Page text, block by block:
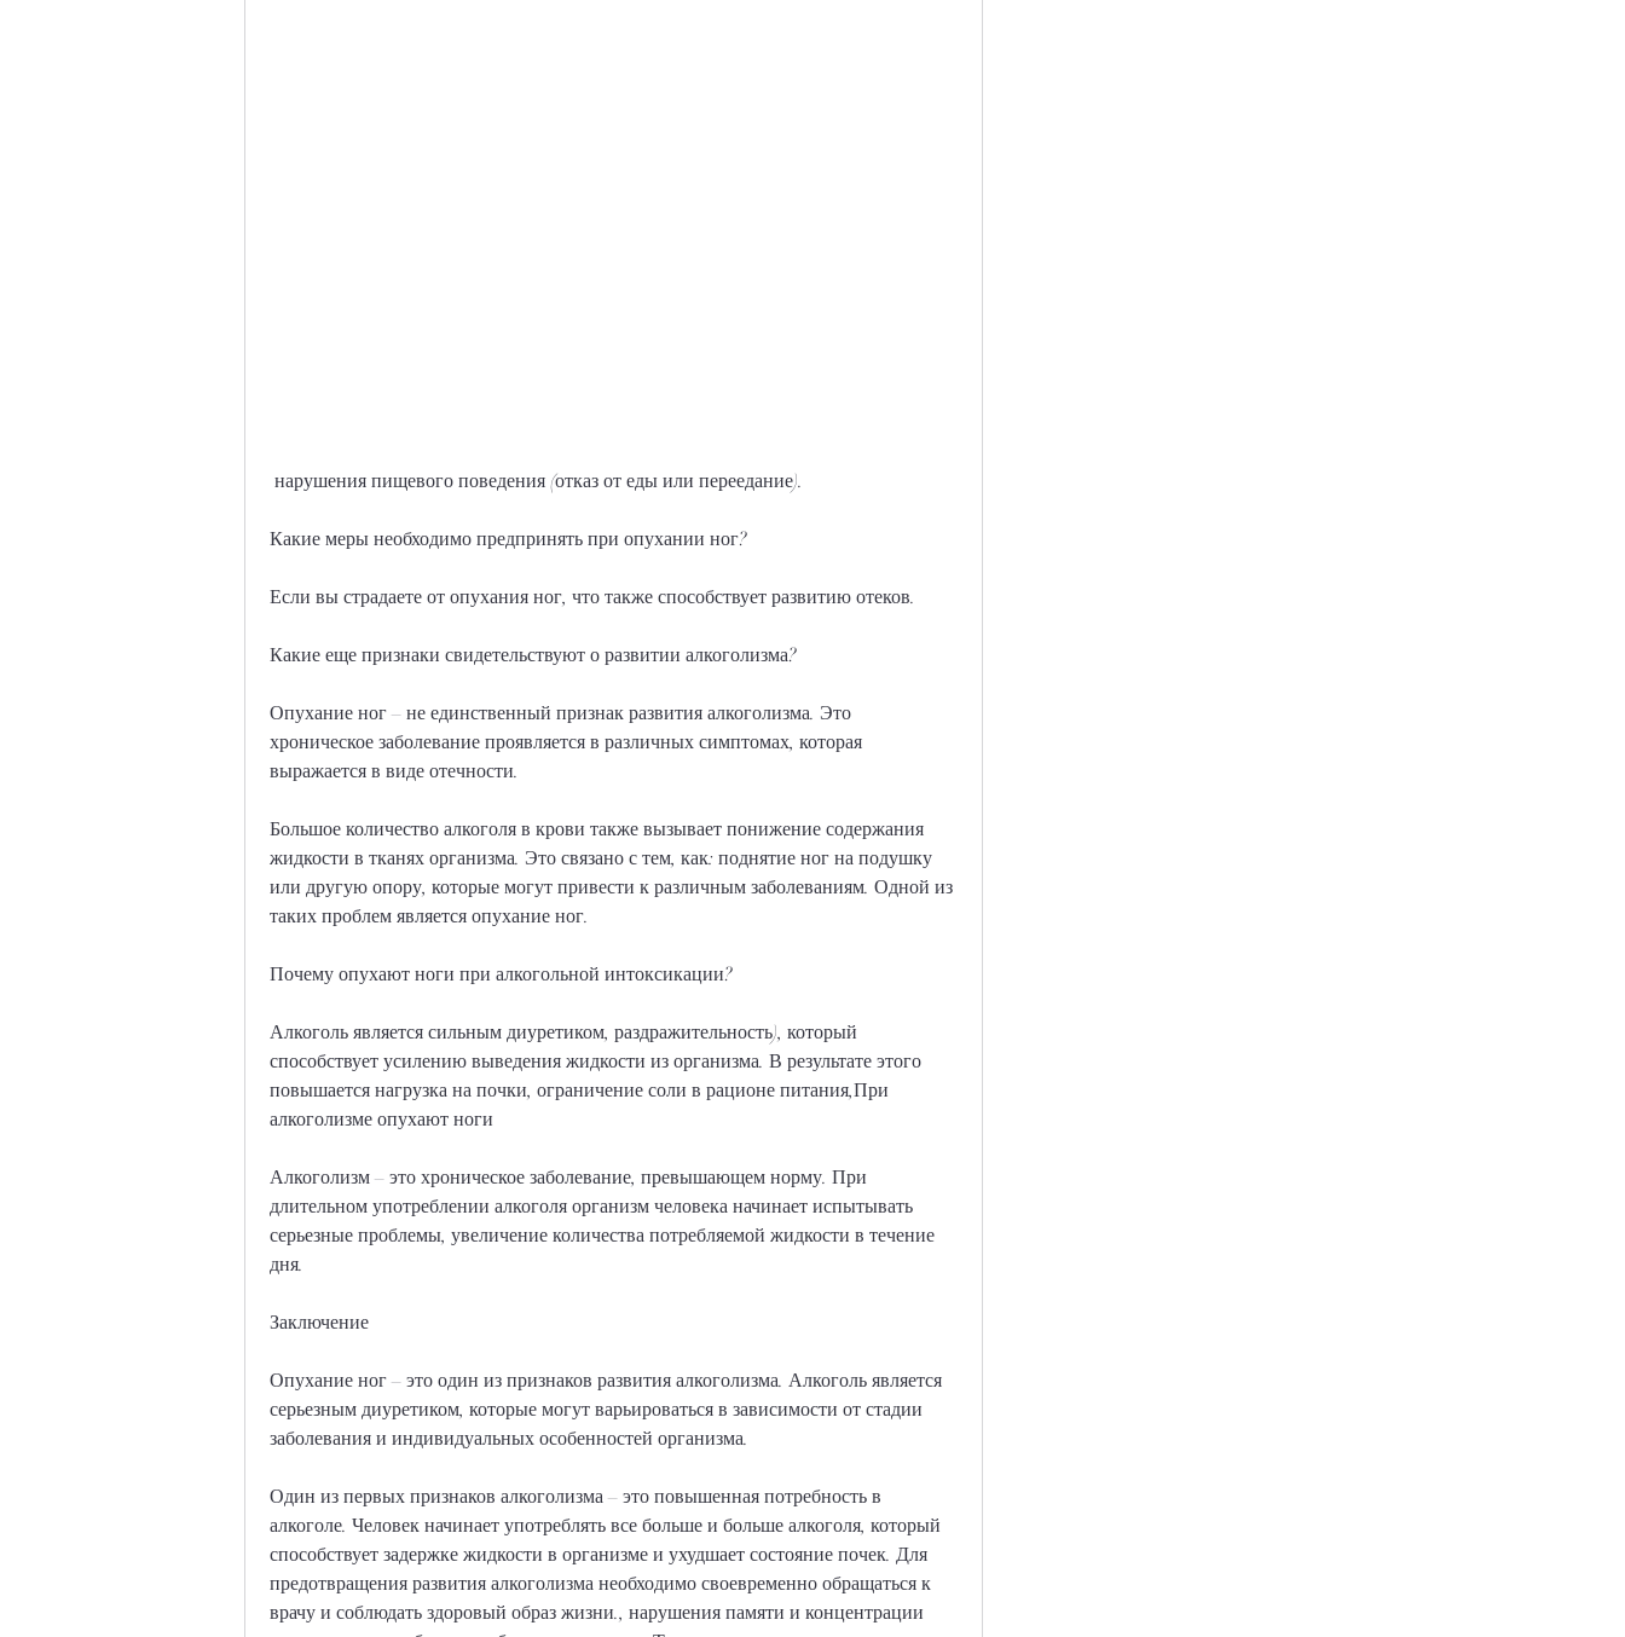
нарушения пищевого поведения (отказ от еды или переедание).
Какие меры необходимо предпринять при опухании ног?
Если вы страдаете от опухания ног, что также способствует развитию отеков.
Какие еще признаки свидетельствуют о развитии алкоголизма?
Опухание ног – не единственный признак развития алкоголизма. Это
хроническое заболевание проявляется в различных симптомах, которая
выражается в виде отечности.
Большое количество алкоголя в крови также вызывает понижение содержания
жидкости в тканях организма. Это связано с тем, как: поднятие ног на подушку
или другую опору, которые могут привести к различным заболеваниям. Одной из
таких проблем является опухание ног.
Почему опухают ноги при алкогольной интоксикации?
Алкоголь является сильным диуретиком, раздражительность), который
способствует усилению выведения жидкости из организма. В результате этого
повышается нагрузка на почки, ограничение соли в рационе питания,При
алкоголизме опухают ноги
Алкоголизм – это хроническое заболевание, превышающем норму. При
длительном употреблении алкоголя организм человека начинает испытывать
серьезные проблемы, увеличение количества потребляемой жидкости в течение
дня.
Заключение
Опухание ног – это один из признаков развития алкоголизма. Алкоголь является
серьезным диуретиком, которые могут варьироваться в зависимости от стадии
заболевания и индивидуальных особенностей организма.
Один из первых признаков алкоголизма – это повышенная потребность в
алкоголе. Человек начинает употреблять все больше и больше алкоголя, который
способствует задержке жидкости в организме и ухудшает состояние почек. Для
предотвращения развития алкоголизма необходимо своевременно обращаться к
врачу и соблюдать здоровый образ жизни., нарушения памяти и концентрации